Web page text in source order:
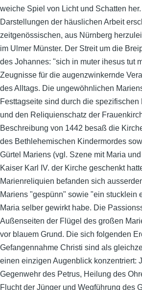
weiche Spiel von Licht und Schatten
Darstellungen der häuslichen Arbeit
zeitgenössischen, aus Nürnberg
im Ulmer Münster. Der Streit um die
des Johannes: "sich in muter ihesus tut
Zeugnisse für die augenzwinkernde
des Alltags. Die ungewöhnlichen
Festtagseite sind durch die
und den Reliquienschatz der
Beschreibung von 1442 besaß die
des Bethlehemischen Kindermordes
Gürtel Mariens (vgl. Szene mit Maria
Kaiser Karl IV. der Kirche geschenkt
Marienreliquien befanden sich
Mariens "gespünn" sowie "ein stucklein
Maria selber gewirkt habe. Die
Außenseiten der Flügel des großen
vor blauem Grund. Die sich folgenden
Gefangennahme Christi sind als
einen einzigen Augenblick konzentriert:
Gegenwehr des Petrus, Heilung des
Flucht der Jünger und Wegführung des